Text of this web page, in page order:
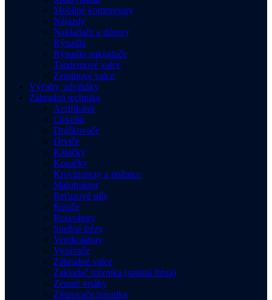
Mobilné kompresory
Nájazdy
Nakladače a dózery
Rýpadlá
Rýpadlo nakladače
Tandemové valce
Zeminové valce
Výťahy, zdviháky
Záhradná technika
Aerifikátor
Cirkulár
Drážkovače
Drviče
Kálačky
Kosačky
Krovinorezy a nožnice
Malotraktor
Reťazové píly
Rosiče
Rotavátory
Snežné frézy
Vertikulátory
Vysávače
Záhradné valce
Zakladač trávnika (spätná fréza)
Zemné vrtáky
Zlupovače trávnika